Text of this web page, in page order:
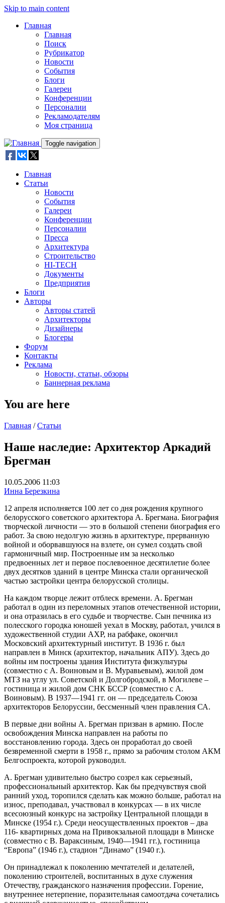
Skip to main content
Главная
Главная
Поиск
Рубрикатор
Новости
События
Блоги
Галереи
Конференции
Персоналии
Рекламодателям
Моя страница
Toggle navigation
Главная
Статьи
Новости
События
Галереи
Конференции
Персоналии
Пресса
Архитектура
Строительство
HI-TECH
Документы
Предприятия
Блоги
Авторы
Авторы статей
Архитекторы
Дизайнеры
Блогеры
Форум
Контакты
Реклама
Новости, статьи, обзоры
Баннерная реклама
You are here
Главная / Статьи
Наше наследие: Архитектор Аркадий
Брегман
10.05.2006 11:03
Инна Березкина
12 апреля исполняется 100 лет со дня рождения крупного
белорусского советского архитектора А. Брегмана. Биография
творческой личности — это в большой степени биография его
работ. За свою недолгую жизнь в архитектуре, прерванную
войной и оборвавшуюся на взлете, он сумел создать свой
гармоничный мир. Построенные им за несколько
предвоенных лет и первое послевоенное десятилетие более
двух десятков зданий в центре Минска стали органической
частью застройки центра белорусской столицы.
На каждом творце лежит отблеск времени. А. Брегман
работал в один из переломных этапов отечественной истории,
и она отразилась в его судьбе и творчестве. Сын печника из
полесского городка юношей уехал в Москву, работал, учился в
художественной студии АХР, на рабфаке, окончил
Московский архитектурный институт. В 1936 г. был
направлен в Минск (архитектор, начальник АПУ). Здесь до
войны им построены здания Института физкультуры
(совместно с А. Воиновым и В. Муравьевым), жилой дом
МТЗ на углу ул. Советской и Долгобродской, в Могилеве –
гостиница и жилой дом СНК БССР (совместно с А.
Воиновым). В 1937—1941 гг. он — председатель Союза
архитекторов Белоруссии, бессменный член правления СА.
В первые дни войны А. Брегман призван в армию. После
освобождения Минска направлен на работы по
восстановлению города. Здесь он проработал до своей
безвременной смерти в 1958 г., прямо за рабочим столом АКМ
Белгоспроекта, которой руководил.
А. Брегман удивительно быстро созрел как серьезный,
профессиональный архитектор. Как бы предчувствуя свой
ранний уход, торопился сделать как можно больше, работал на
износ, преподавал, участвовал в конкурсах — в их числе
всесоюзный конкурс на застройку Центральной площади в
Минске (1954 г.). Среди неосуществленных проектов – два
116- квартирных дома на Привокзальной площади в Минске
(совместно с В. Вараксиным, 1940—1941 гг.), гостиница
“Европа” (1946 г.), стадион “Динамо” (1940 г.).
Он принадлежал к поколению мечтателей и делателей,
поколению строителей, воспитанных в духе служения
Отечеству, гражданского назначения профессии. Горение,
внутреннее нетерпение, поразительная самоотдача сочетались